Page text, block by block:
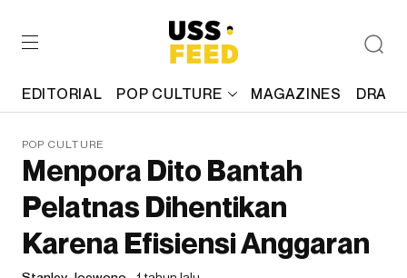
EDITORIAL POP CULTURE MAGAZINES
POP CULTURE
Menpora Dito Bantah
Pelatnas Dihentikan
Karena Efisiensi Anggaran